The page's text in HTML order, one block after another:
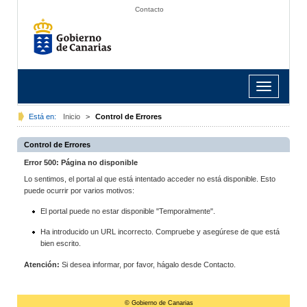
Contacto
Toggle
navigation
Está en: Inicio > Control de Errores
Control de Errores
Error 500: Página no disponible
Lo sentimos, el portal al que está intentado acceder no está disponible. Esto
puede ocurrir por varios motivos:
El portal puede no estar disponible "Temporalmente".
Ha introducido un URL incorrecto. Compruebe y asegúrese de que está
bien escrito.
Atención: Si desea informar, por favor, hágalo desde Contacto.
© Gobierno de Canarias